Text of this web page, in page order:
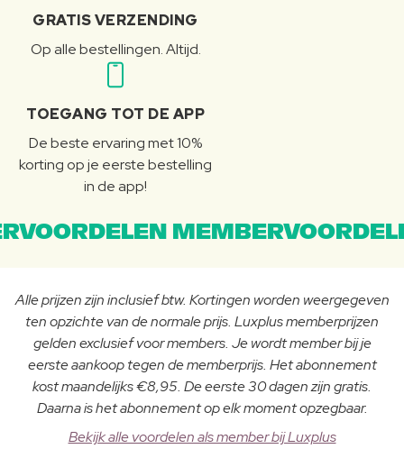
GRATIS VERZENDING
Op alle bestellingen. Altijd.
TOEGANG TOT DE APP
De beste ervaring met 10%
korting op je eerste bestelling
in de app!
Alle prijzen zijn inclusief btw. Kortingen worden weergegeven
ten opzichte van de normale prijs. Luxplus memberprijzen
gelden exclusief voor members. Je wordt member bij je
eerste aankoop tegen de memberprijs. Het abonnement
kost maandelijks €8,95. De eerste 30 dagen zijn gratis.
Daarna is het abonnement op elk moment opzegbaar.
Bekijk alle voordelen als member bij Luxplus